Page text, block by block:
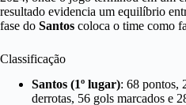
resultado evidencia um equilíbrio
fase do Santos coloca o time como
Classificação
Santos (1º lugar): 68 pontos,
derrotas, 56 gols marcados e